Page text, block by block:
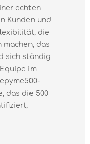
echten
Kunden und
die
machen, das
sich ständig
im
das die 500